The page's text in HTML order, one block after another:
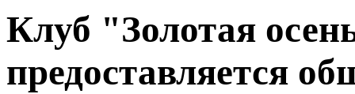
Клуб "Золотая
предоставляется